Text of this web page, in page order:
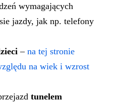
wymagających
jazdy, jak np. telefony
– na tej stronie
na wiek i wzrost
tunelem